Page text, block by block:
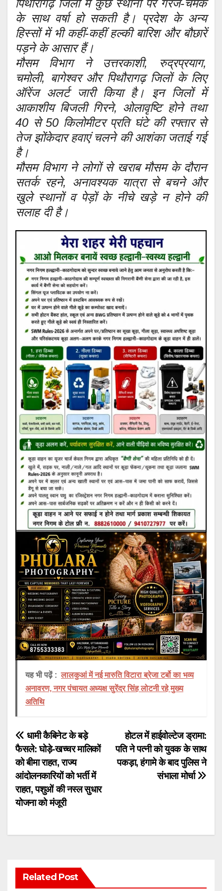
पिथौरागढ़ जिलों में कुछ स्थानों पर गरज-चमक
के साथ वर्षा हो सकती है। प्रदेश के अन्य
हिस्सों में भी कहीं-कहीं हल्की बारिश और बौछारें
पड़ने के आसार हैं।
मौसम विभाग ने उत्तरकाशी, रुद्रप्रयाग,
चमोली, बागेश्वर और पिथौरागढ़ जिलों के लिए
ऑरेंज अलर्ट जारी किया है। इन जिलों में
आकाशीय बिजली गिरने, ओलावृष्टि होने तथा
40 से 50 किलोमीटर प्रति घंटे की रफ्तार से
तेज झोंकेदार हवाएं चलने की आशंका जताई गई
है।
मौसम विभाग ने लोगों से खराब मौसम के दौरान
सतर्क रहने, अनावश्यक यात्रा से बचने और
खुले स्थानों व पेड़ों के नीचे खड़े न होने की
सलाह दी है।
यह भी पढ़ें : लालकुआं में नई मारुति विटारा ब्रेजा टर्बो का भव्य
अनावरण, नगर पंचायत अध्यक्ष सुरेंद्र सिंह लोटनी रहे मुख्य
अतिथि
Post
navigation
होटल में हाईवोल्टेज ड्रामा:
पति ने पत्नी को युवक के साथ
पकड़ा, हंगामे के बाद पुलिस ने
संभाला मोर्चा
धामी कैबिनेट के बड़े
फैसले: घोड़े-खच्चर मालिकों
को बीमा राहत, राज्य
आंदोलनकारियों को भर्ती में
राहत, पशुओं की नस्ल सुधार
योजना को मंजूरी
Related Post